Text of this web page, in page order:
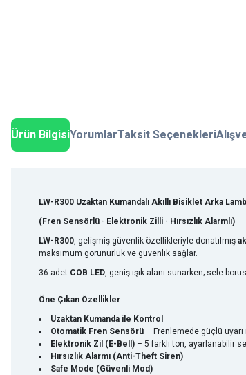
Ürün BilgisiYorumlarTaksit Seçenekleri
LW-R300 Uzaktan Kumandalı Akıllı Bisiklet Arka
(Fren Sensörlü · Elektronik Zilli · Hırsızlık Alarmlı)
LW-R300, gelişmiş güvenlik özellikleriyle donatılmış
maksimum görünürlük ve güvenlik sağlar.
36 adet COB LED, geniş ışık alanı sunarken; sele
Öne Çıkan Özellikler
Uzaktan Kumanda ile Kontrol
Otomatik Fren Sensörü – Frenlemede güçlü uyarı
Elektronik Zil (E-Bell) – 5 farklı ton, ayarlanabilir
Hırsızlık Alarmı (Anti-Theft Siren)
Safe Mode (Güvenli Mod)